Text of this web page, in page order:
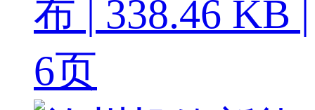
布 | 338.46 KB |
6页